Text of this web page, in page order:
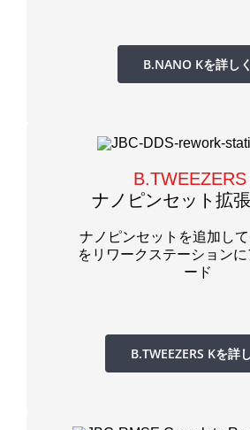
B.NANO Kを詳しく
B.TWEEZERS
ナノピンセット拡
ナノピンセットを追加して
をリワークステーション
ード
B.TWEEZERS Kを詳